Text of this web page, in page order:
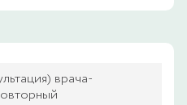
врача-